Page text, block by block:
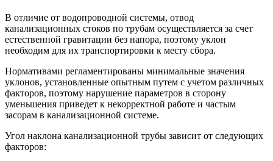
В отличие от водопроводной системы, отвод
канализационных стоков по трубам осуществляется за счет
естественной гравитации без напора, поэтому уклон
необходим для их транспортировки к месту сбора.
Нормативами регламентированы минимальные значения
уклонов, установленные опытным путем с учетом различных
факторов, поэтому нарушение параметров в сторону
уменьшения приведет к некорректной работе и частым
засорам в канализационной системе.
Угол наклона канализационной трубы зависит от следующих
факторов: